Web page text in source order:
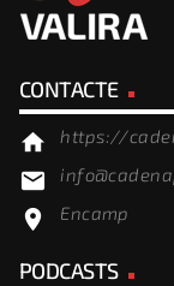
CONTACTE
home https://
email
location_on Encamp
PODCASTS